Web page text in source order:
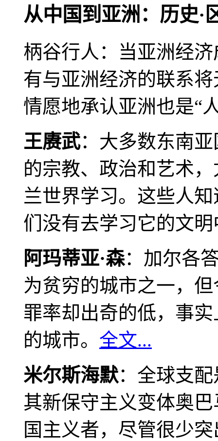
从中国到亚洲：历史·
柄谷行人：当亚洲经
有与亚洲经济的联系
情愿地承认亚洲也是“
王赓武：大多数东南
的宗教、政治和艺术
兰世界学习。这些人
们没有去学习它的文
阿玛蒂亚·森：加尔各
为贫穷的城市之一，
罪率却出奇的低，事
的城市。 全文...
米尔斯海默：全球支
其新保守主义变体奥
国主义者，尽管很少